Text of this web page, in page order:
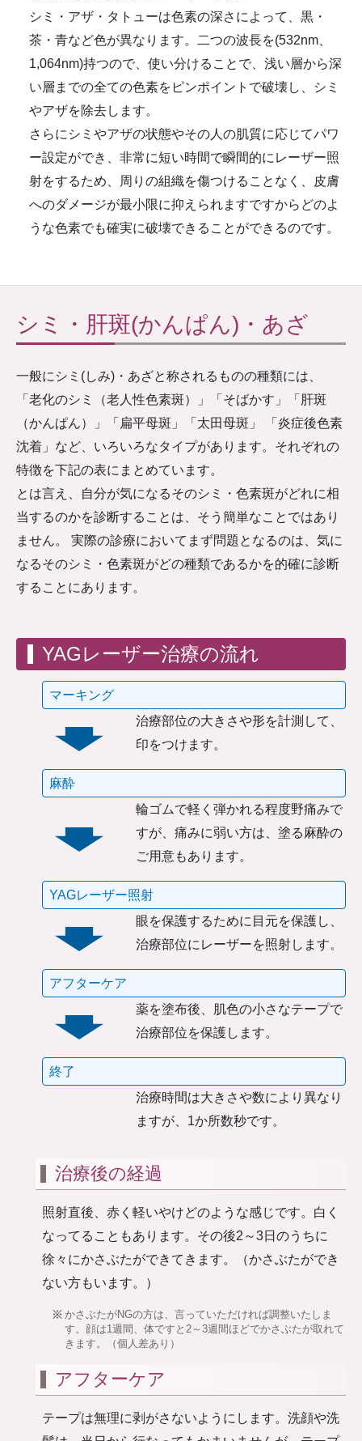
シミ・アザ・タトューは色素の深さによって、黒・
茶・青など色が異なります。二つの波長を(532nm、
1,064nm)持つので、使い分けることで、浅い層から深
い層までの全ての色素をピンポイントで破壊し、シミ
やアザを除去します。
さらにシミやアザの状態やその人の肌質に応じてパワ
ー設定ができ、非常に短い時間で瞬間的にレーザー照
射をするため、周りの組織を傷つけることなく、皮膚
へのダメージが最小限に抑えられますですからどのよ
うな色素でも確実に破壊できることができるのです。
シミ・肝斑(かんぱん)・あざ
一般にシミ(しみ)・あざと称されるものの種類には、
「老化のシミ（老人性色素斑）」「そばかす」「肝斑
（かんぱん）」「扁平母斑」「太田母斑」 「炎症後色素
沈着」など、いろいろなタイプがあります。それぞれの
特徴を下記の表にまとめています。
とは言え、自分が気になるそのシミ・色素斑がどれに相
当するのかを診断することは、そう簡単なことではあり
ません。 実際の診療においてまず問題となるのは、気に
なるそのシミ・色素斑がどの種類であるかを的確に診断
することにあります。
YAGレーザー治療の流れ
マーキング
治療部位の大きさや形を計測して、
印をつけます。
麻酔
輪ゴムで軽く弾かれる程度野痛みで
すが、痛みに弱い方は、塗る麻酔の
ご用意もあります。
YAGレーザー照射
眼を保護するために目元を保護し、
治療部位にレーザーを照射します。
アフターケア
薬を塗布後、肌色の小さなテープで
治療部位を保護します。
終了
治療時間は大きさや数により異なり
ますが、1か所数秒です。
治療後の経過
照射直後、赤く軽いやけどのような感じです。白く
なってることもあります。その後2～3日のうちに
徐々にかさぶたができてきます。（かさぶたができ
ない方もいます。）
かさぶたがNGの方は、言っていただければ調整いたしま
す。顔は1週間、体ですと2～3週間ほどでかさぶたが取れて
きます。（個人差あり）
アフターケア
テープは無理に剥がさないようにします。洗顔や洗